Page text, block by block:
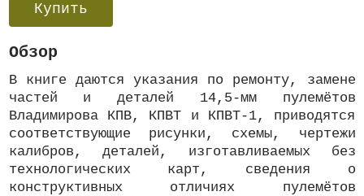
Купить
Обзор
В книге даются указания по ремонту, замене
частей и деталей 14,5-мм пулемётов
Владимирова КПВ, КПВТ и КПВТ-1, приводятся
соответствующие рисунки, схемы, чертежи
калибров, деталей, изготавливаемых без
технологических карт, сведения о
конструктивных отличиях пулемётов